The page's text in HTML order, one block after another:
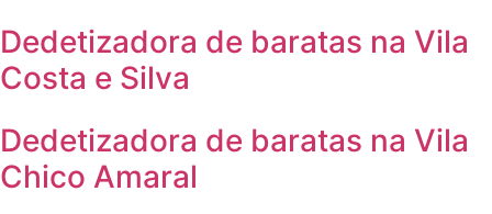
Dedetizadora de baratas na Vila
Costa e Silva
Dedetizadora de baratas na Vila
Chico Amaral